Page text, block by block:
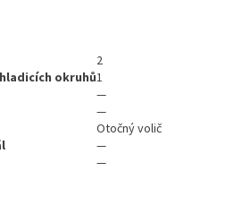
2
okruhů1
—
—
Otočný volič
—
—